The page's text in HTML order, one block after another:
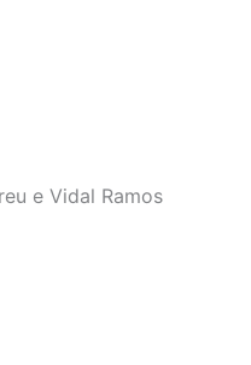
e Vidal Ramos